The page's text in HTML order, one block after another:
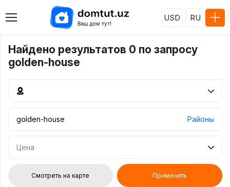
USD RU
Найдено результатов 0 по запросу
golden-house
Районы
Цена
Смотреть на карте Применить